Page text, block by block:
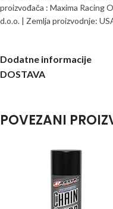
proizvođača : Maxima Racing
d.o.o. | Zemlja proizvodnje:
Dodatne informacije
DOSTAVA
POVEZANI